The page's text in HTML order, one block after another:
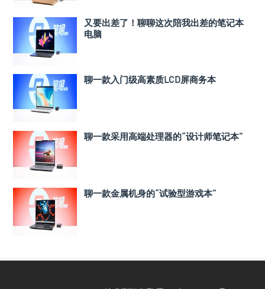
又要出差了！聊聊这次陪我出差的笔记本
电脑
聊一款入门级高素质LCD屏商务本
聊一款采用高端处理器的“设计师笔记本”
聊一款金属机身的“试验型游戏本”